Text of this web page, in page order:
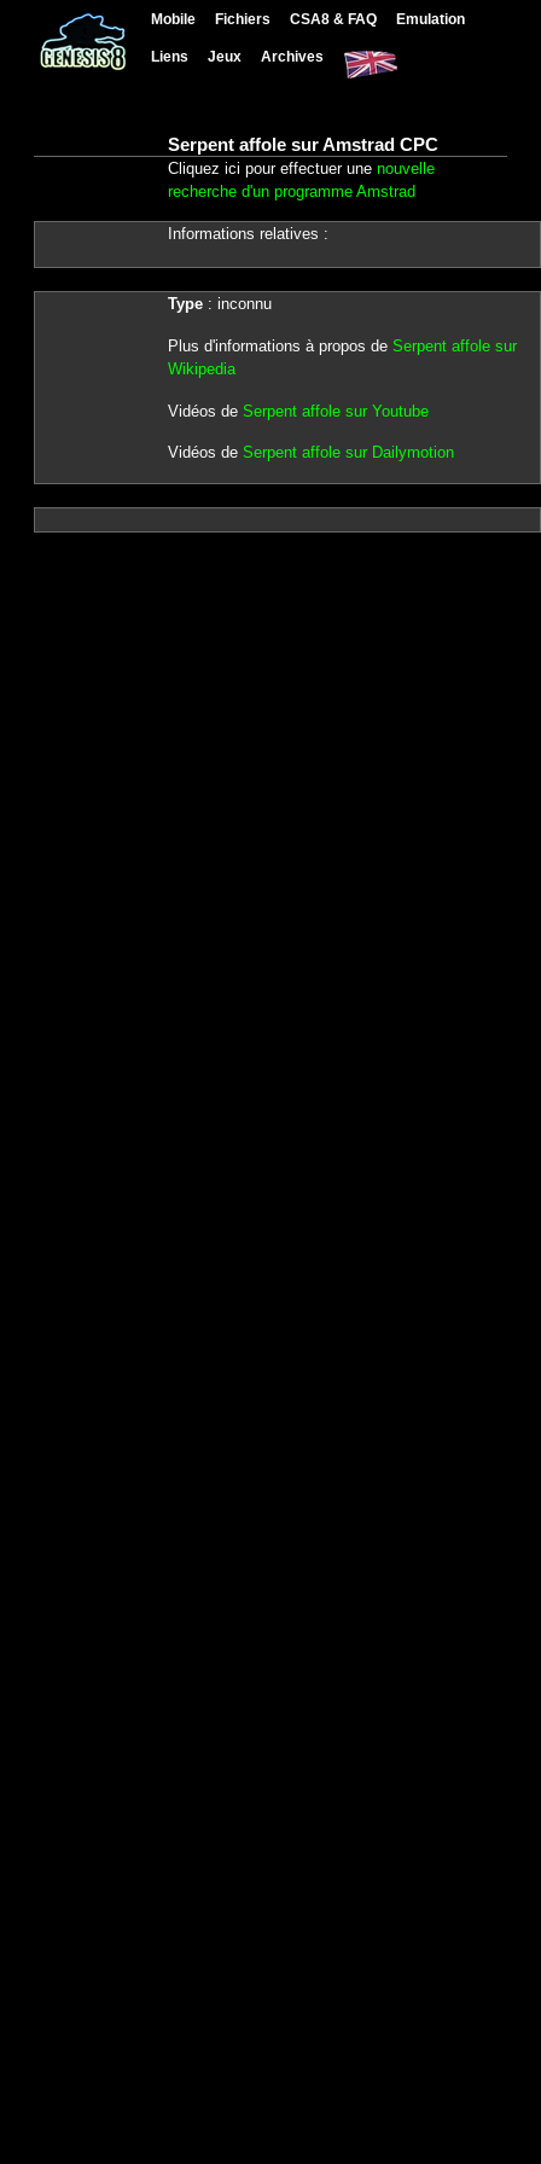
Mobile Fichiers CSA8 & FAQ Emulation
Liens Jeux Archives
Serpent affole sur Amstrad CPC
Cliquez ici pour effectuer une nouvelle
recherche d'un programme Amstrad
Informations relatives :
Type: inconnu
Plus d'informations à propos de Serpent affole sur
Wikipedia
Vidéos de Serpent affole sur Youtube
Vidéos de Serpent affole sur Dailymotion